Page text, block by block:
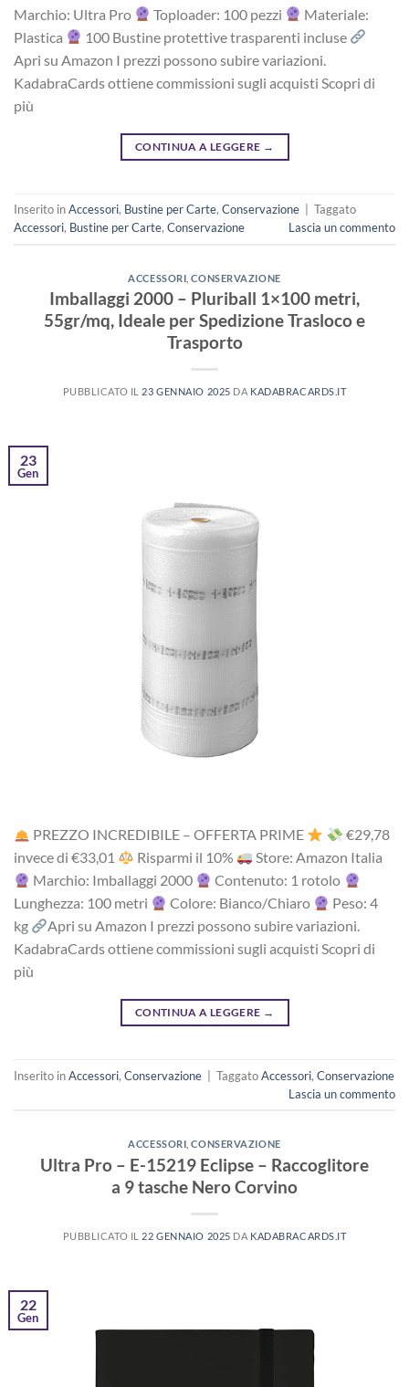
Marchio: Ultra Pro Toploader: 100 pezzi
Materiale:
Plastica
100 Bustine protettive trasparenti incluse
Apri su Amazon I prezzi possono subire variazioni.
KadabraCards ottiene commissioni sugli acquisti Scopri di
più
CONTINUA A LEGGERE →
Inserito inAccessori, Bustine per Carte, Conservazione
Taggato
Accessori, Bustine per Carte, Conservazione Lascia un commento
ACCESSORI ,CONSERVAZIONE
Imballaggi 2000 – Pluriball 1×100 metri,
55gr/mq, Ideale per Spedizione Trasloco e
Trasporto
PUBBLICATO IL 23 GENNAIO 2025 DA KADABRACARDS.IT
23
Gen
PREZZO INCREDIBILE – OFFERTA PRIME
‎€29,78
i‎nv‎ec‎e ‎di‎ €33,01
R‎is‎pa‎rm‎i ‎il‎ 10%
Store: Amazon Italia
Marchio: Imballaggi 2000
Contenuto: 1 rotolo
Lunghezza: 100 metri
Colore: Bianco/Chiaro
Peso: 4
kg
Apri su Amazon I prezzi possono subire variazioni.
KadabraCards ottiene commissioni sugli acquisti Scopri di
più
CONTINUA A LEGGERE →
Inserito inAccessori, Conservazione TaggatoAccessori, Conservazione
Lascia un commento
ACCESSORI ,CONSERVAZIONE
Ultra Pro – E-15219 Eclipse – Raccoglitore
a 9 tasche Nero Corvino
PUBBLICATO IL 22 GENNAIO 2025 DA KADABRACARDS.IT
22
Gen